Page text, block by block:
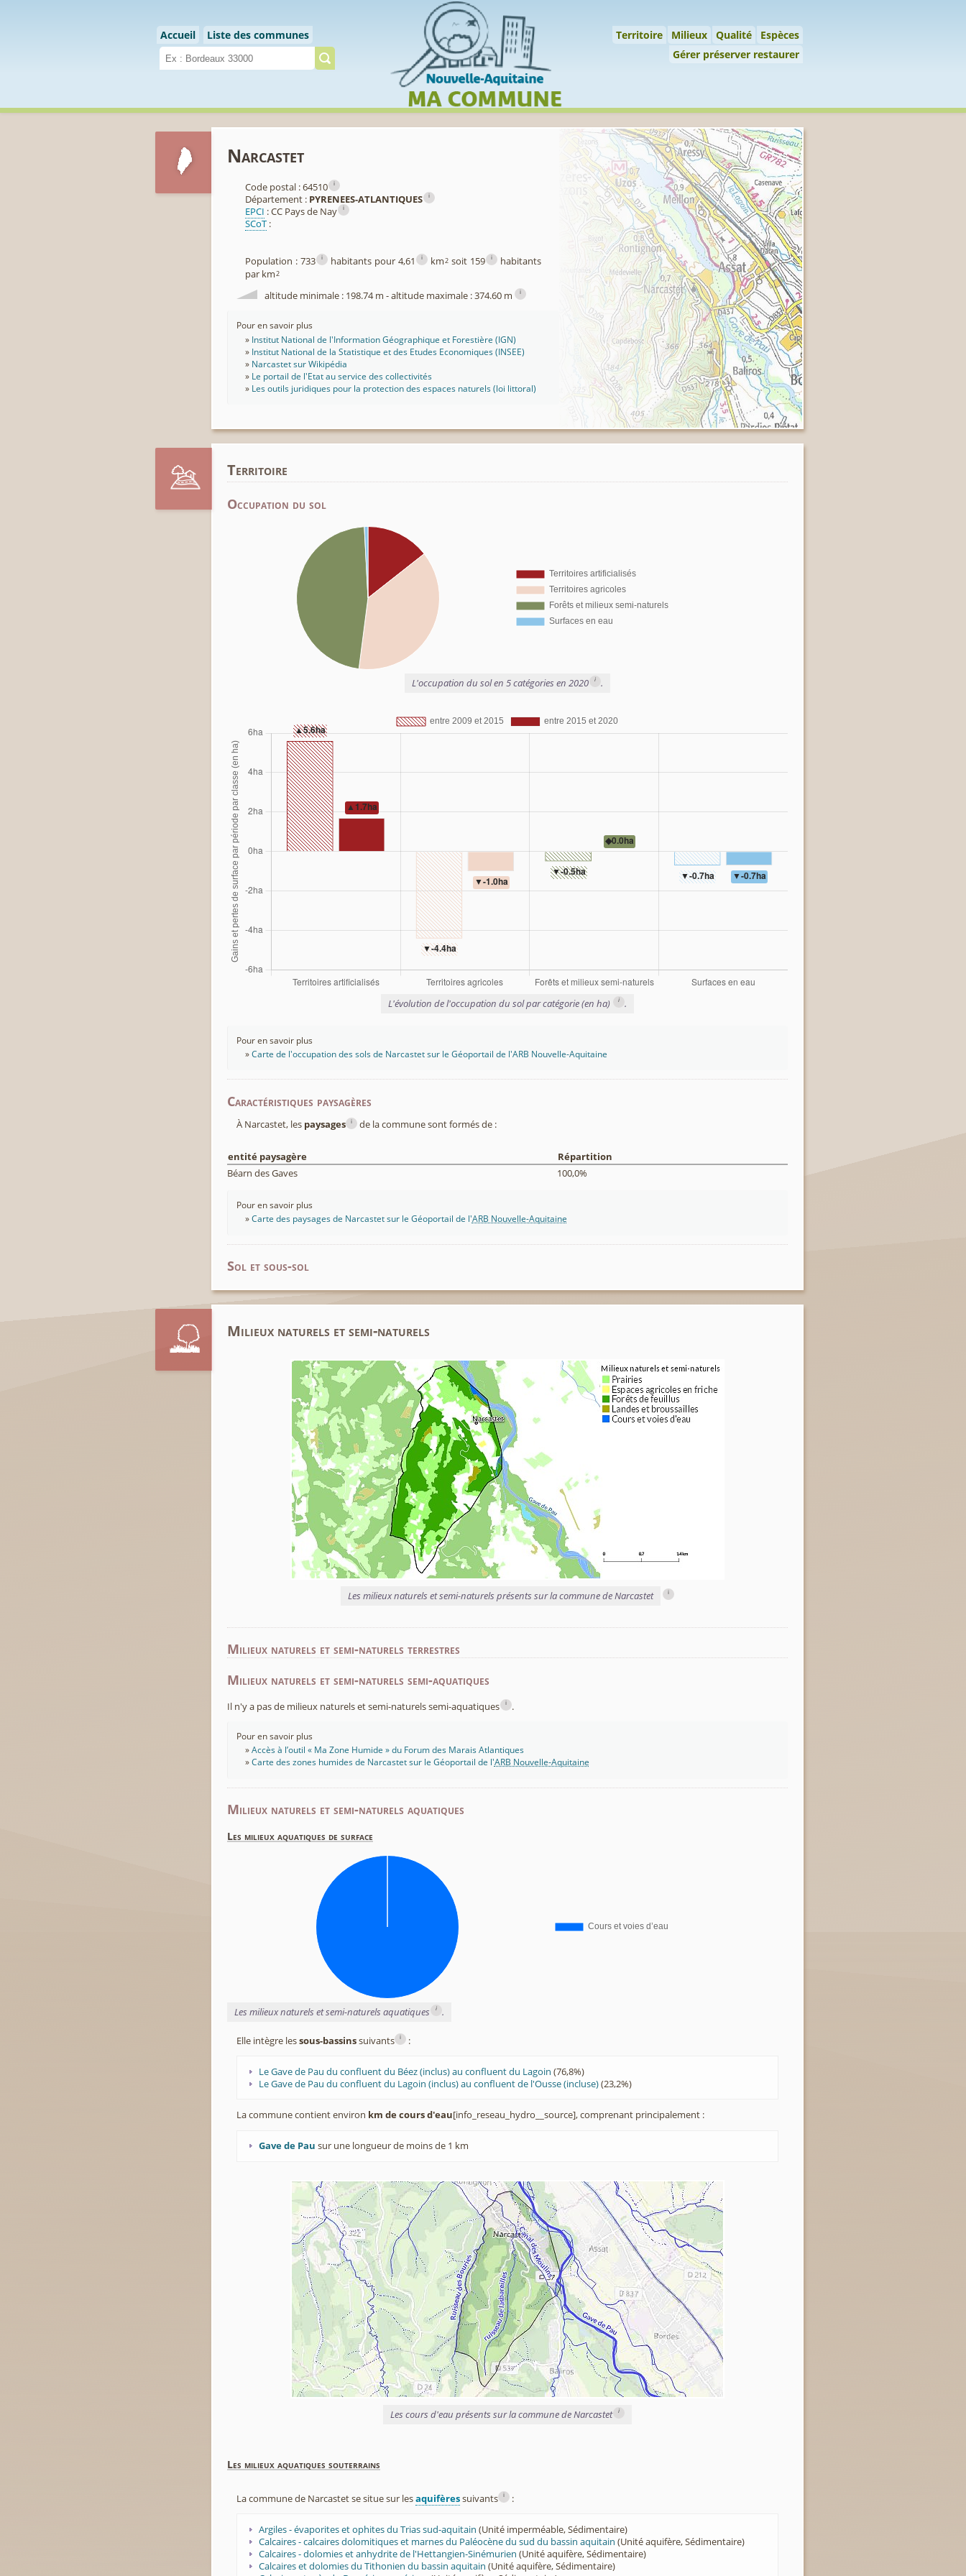
Territoire Milieux Qualité
Accueil
Liste des communes Territoire Milieux Qualité
Espèces
Gérer préserver restaurer
Narcastet
Code postal : 64510 i
Département : PYRENEES-ATLANTIQUES i
EPCI : CC Pays de Nay i
SCoT :
Population : 733 i habitants pour 4,61 i km2soit 159 i
habitants
par km2
altitude minimale : 198.74 m - altitude maximale : 374.60 m i
Pour en savoir plus
Institut National de l'Information Géographique et Forestière (IGN)
Institut National de la Statistique et des Etudes Economiques (INSEE)
Narcastet sur Wikipédia
Le portail de l'Etat au service des collectivités
Les outils juridiques pour la protection des espaces naturels (loi littoral)
Territoire
Occupation du sol
L'occupation du sol en 5 catégories en 2020 i .
L'évolution de l'occupation du sol par catégorie (en ha) i .
Pour en savoir plus
Carte de l'occupation des sols de Narcastet sur le Géoportail de l'ARB Nouvelle-Aquitaine
Caractéristiques paysagères
À Narcastet, les paysages i de la commune sont formés de :
entité paysagère
Répartition
Béarn des Gaves
100,0%
Pour en savoir plus
Carte des paysages de Narcastet sur le Géoportail de l'ARB Nouvelle-Aquitaine
Sol et sous-sol
Milieux naturels et semi-naturels
Les milieux naturels et semi-naturels présents sur la commune de Narcastet i
Milieux naturels et semi-naturels terrestres
Milieux naturels et semi-naturels semi-aquatiques
Il n'y a pas de milieux naturels et semi-naturels semi-aquatiques i .
Pour en savoir plus
Accès à l’outil « Ma Zone Humide » du Forum des Marais Atlantiques
Carte des zones humides de Narcastet sur le Géoportail de l'ARB Nouvelle-Aquitaine
Milieux naturels et semi-naturels aquatiques
Les milieux aquatiques de surface
Les milieux naturels et semi-naturels aquatiques i .
Elle intègre lessous-bassinssuivants i :
Le Gave de Pau du confluent du Béez (inclus) au confluent du Lagoin (76,8%)
Le Gave de Pau du confluent du Lagoin (inclus) au confluent de l'Ousse (incluse)(23,2%)
La commune contient environ km de cours d'eau[info_reseau_hydro__source], comprenant principalement :
Gave de Pau sur une longueur de moins de 1 km
Les cours d'eau présents sur la commune de Narcastet i
Les milieux aquatiques souterrains
La commune de Narcastet se situe sur lesaquifèressuivants i :
Argiles - évaporites et ophites du Trias sud-aquitain (Unité imperméable, Sédimentaire)
Calcaires - calcaires dolomitiques et marnes du Paléocène du sud du bassin aquitain (Unité aquifère, Sédimentaire)
Calcaires - dolomies et anhydrite de l'Hettangien-Sinémurien (Unité aquifère, Sédimentaire)
Calcaires et dolomies du Tithonien du bassin aquitain (Unité aquifère, Sédimentaire)